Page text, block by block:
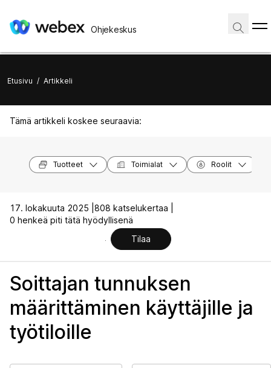
Ohjekeskus
Etusivu / Artikkeli
Tämä artikkeli koskee seuraavia:
Tuotteet Toimialat Roolit
17. lokakuuta 2025 | 808 katselukertaa |
0 henkeä piti tätä hyödyllisenä
Tilaa
Soittajan tunnuksen
määrittäminen käyttäjille ja
työtiloille